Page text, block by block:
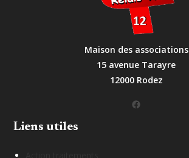
Maison des associations
15 avenue Tarayre
12000 Rodez
Facebook
Liens utiles